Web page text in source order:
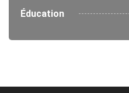
Éducation